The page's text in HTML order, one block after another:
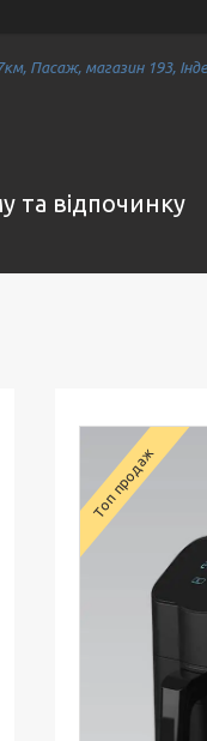
Пасаж, магазин 193,
та відпочинку
Топ продаж